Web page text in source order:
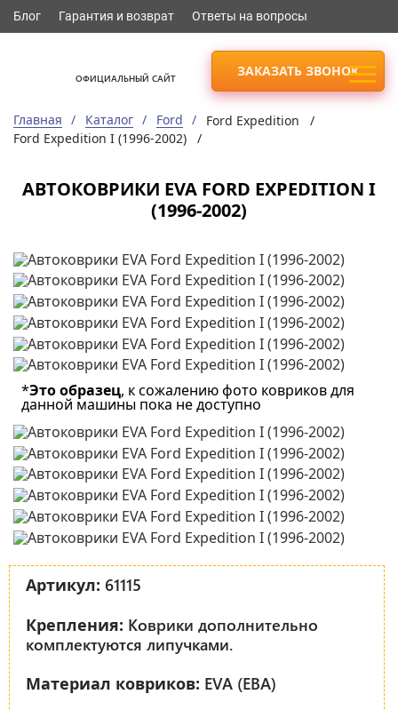
Блог Гарантия и возврат Ответы на вопросы
ОФИЦИАЛЬНЫЙ САЙТ ЗАКАЗАТЬ ЗВОНОК
Главная Каталог Ford
Ford Expedition /
Ford Expedition I (1996-2002) /
АВТОКОВРИКИ EVA FORD EXPEDITION I
(1996-2002)
*Это образец, к сожалению фото ковриков для
данной машины пока не доступно
Артикул: 61115
Крепления: Коврики дополнительно
комплектуются липучками.
Материал ковриков: EVA (ЕВА)